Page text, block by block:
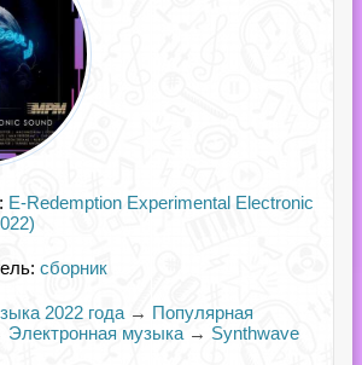
E-Redemption Experimental Electronic
сборник
2022 года → Популярная
Электронная музыка → Synthwave